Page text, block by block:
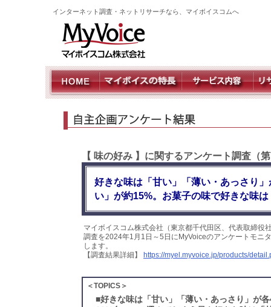
インターネット調査・ネットリサーチなら、マイボイスコムへ
【 味の好み 】に関するアンケート調査（
好きな味は「甘い」「薄い・あっさり
い」が約15%。お菓子の味で好きな味
マイボイスコム株式会社（東京都千代田区、代表取締
調査を2024年1月1日～5日にMyVoiceのアンケートモニ
します。
【調査結果詳細】
https://myel.myvoice.jp/products/
＜TOPICS＞
■好きな味は「甘い」「薄い・あっさり」が